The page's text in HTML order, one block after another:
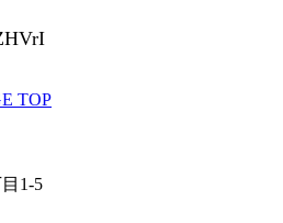
TOP
1-5